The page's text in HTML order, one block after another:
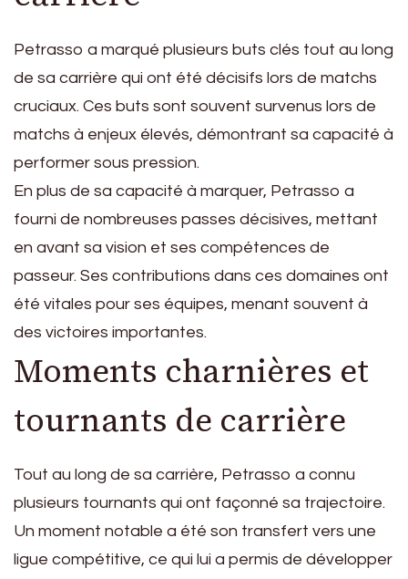
Petrasso a marqué plusieurs buts clés tout au long
de sa carrière qui ont été décisifs lors de matchs
cruciaux. Ces buts sont souvent survenus lors de
matchs à enjeux élevés, démontrant sa capacité à
performer sous pression.
En plus de sa capacité à marquer, Petrasso a
fourni de nombreuses passes décisives, mettant
en avant sa vision et ses compétences de
passeur. Ses contributions dans ces domaines ont
été vitales pour ses équipes, menant souvent à
des victoires importantes.
Moments charnières et
tournants de carrière
Tout au long de sa carrière, Petrasso a connu
plusieurs tournants qui ont façonné sa trajectoire.
Un moment notable a été son transfert vers une
ligue compétitive, ce qui lui a permis de développer